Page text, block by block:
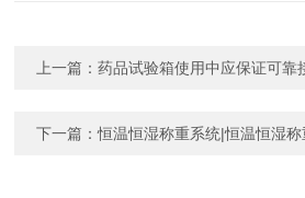
上一篇：药品试验箱使用中应保证可靠
下一篇：恒温恒湿称重系统|恒温恒湿